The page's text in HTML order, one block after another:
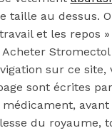
taille au dessus.
et les repos
sur ce
sont écrites
du royaume,